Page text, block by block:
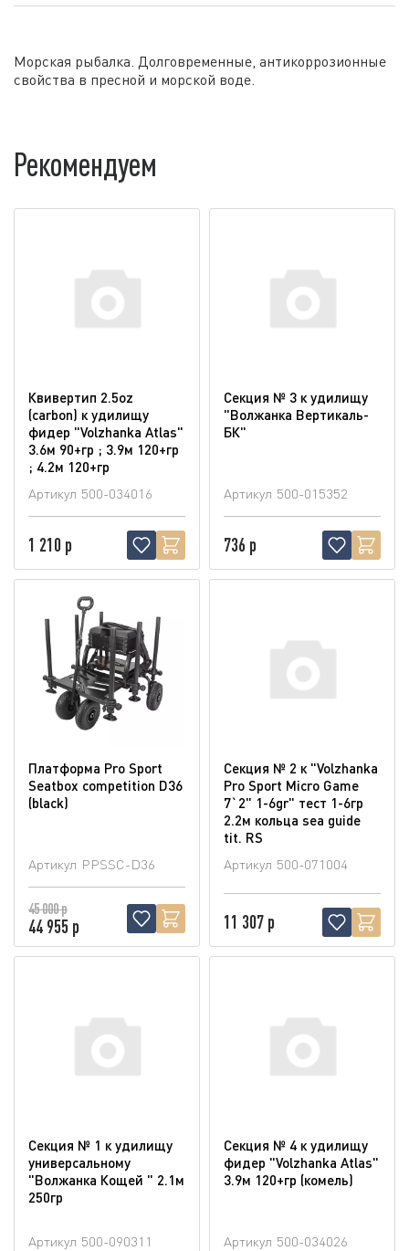
Морская рыбалка. Долговременные, антикоррозионные
свойства в пресной и морской воде.
Рекомендуем
Квивертип 2.5oz
(carbon) к удилищу
фидер "Volzhanka Atlas"
3.6м 90+гр ; 3.9м 120+гр
; 4.2м 120+гр
Артикул 500-034016
1 210 р
Секция № 3 к удилищу
"Волжанка Вертикаль-
БК"
Артикул 500-015352
736 р
Платформа Pro Sport
Seatbox competition D36
(blaсk)
Артикул PPSSC-D36
45 000 р
44 955 р
Секция № 2 к "Volzhanka
Pro Sport Micro Game
7`2" 1-6gr" тест 1-6гр
2.2м кольца sea guide
tit. RS
Артикул 500-071004
11 307 р
Секция № 1 к удилищу
универсальному
"Волжанка Кощей " 2.1м
250гр
Артикул 500-090311
Секция № 4 к удилищу
фидер "Volzhanka Atlas"
3.9м 120+гр (комель)
Артикул 500-034026